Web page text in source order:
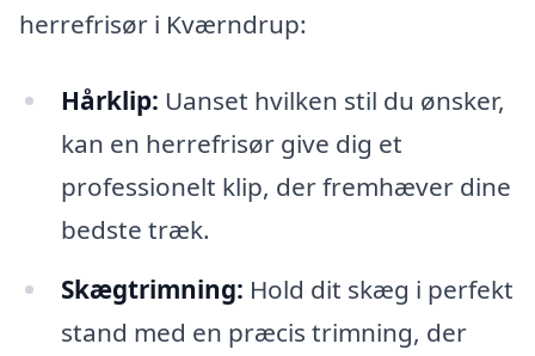
herrefrisør i Kværndrup:
Hårklip: Uanset hvilken stil du ønsker,
kan en herrefrisør give dig et
professionelt klip, der fremhæver dine
bedste træk.
Skægtrimning: Hold dit skæg i perfekt
stand med en præcis trimning, der